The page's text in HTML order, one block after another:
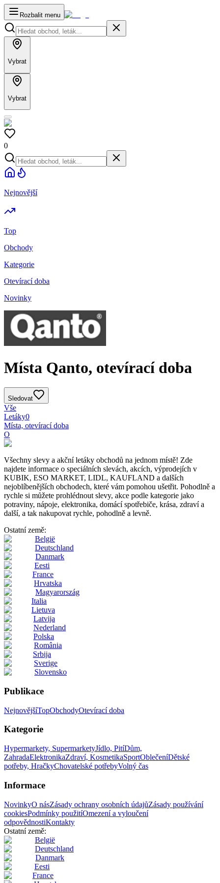
Rozbalit menu
Vybrat
Vybrat
0
Nejnovější
Top
Obchody
Kategorie
Otevírací doba
Novinky
Místa Qanto, otevírací doba
Sledovat
Vše
Letáky0
Místa, otevírací doba
O
Všechny slevy a akční letáky obchodů na jednom místě! Zde
najdete informace o speciálních slevách, akcích, výprodejích v
KUBIK, ESO MARKET, LIDL, KAUFLAND a dalších
nejoblíbenějších obchodech, které vám pomohou ušetřit. Pohodlně a
rychle si můžete prohlédnout slevy, akce podle kategorie jako
potraviny, nápoje, elektronika, domácí spotřebiče, krása, zdraví a
další, a tak nakupovat rychle, pohodlně a levně.
Ostatní země:
België
Deutschland
Danmark
Eesti
France
Hrvatska
Magyarország
Italia
Lietuva
Latvija
Nederland
Polska
România
Srbija
Sverige
Slovensko
Publikace
NejnovějšíTopObchodyOtevírací doba
Kategorie
Hypermarkety, SupermarketyJídlo, PitíDům,
ZahradaElektronikaZdraví, KosmetikaSportOblečeníDětské
potřeby, HračkyChovatelské potřebyVolný čas
Informace
NovinkyO násZásady ochrany osobních údajůZásady používání
cookiesPodmínky použitíOmezení a vyloučení
odpovědnostiKontakty
Ostatní země:
België
Deutschland
Danmark
Eesti
France